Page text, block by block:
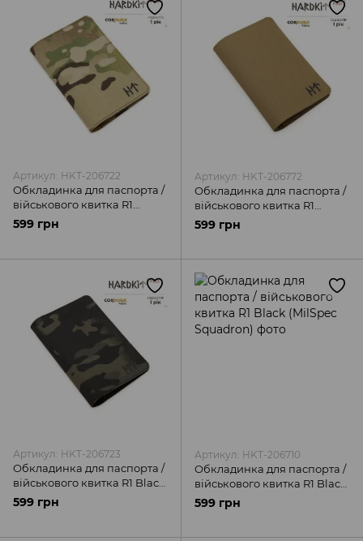
Артикул: HKT-206722
Обкладинка для паспорта /
військового квитка R1
Multicam (MilSpec
Squadron)
599 грн
Артикул: HKT-206772
Обкладинка для паспорта /
військового квитка R1
Coyote (MilSpec Squadron)
599 грн
Артикул: HKT-206723
Обкладинка для паспорта /
військового квитка R1 Black
Multicam (MilSpec
Squadron)
599 грн
Артикул: HKT-206710
Обкладинка для паспорта /
військового квитка R1 Black
(MilSpec Squadron)
599 грн